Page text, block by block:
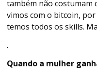
também não costumam
vimos com o bitcoin,
temos todos os skills.
.
Quando a mulher